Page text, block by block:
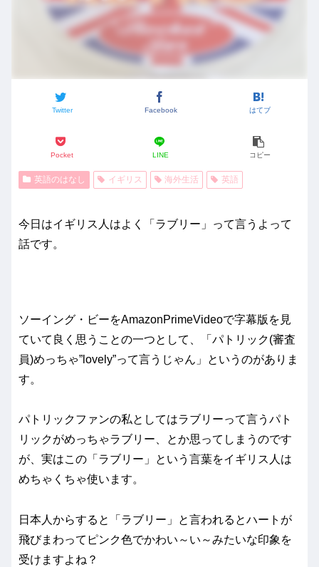
Twitter Facebook はてブ
Pocket LINE コピー
英語のはなし イギリス 海外生活 英語
今日はイギリス人はよく「ラブリー」って言うよって
話です。
ソーイング・ビーをAmazonPrimeVideoで字幕版を見
ていて良く思うことの一つとして、「パトリック(審査
員)めっちゃ”lovely”って言うじゃん」というのがありま
す。
パトリックファンの私としてはラブリーって言うパト
リックがめっちゃラブリー、とか思ってしまうのです
が、実はこの「ラブリー」という言葉をイギリス人は
めちゃくちゃ使います。
日本人からすると「ラブリー」と言われるとハートが
飛びまわってピンク色でかわい～い～みたいな印象を
受けますよね？